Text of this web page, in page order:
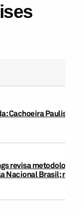
Cachoeira Paulista
revisa
Nacional Brasil;